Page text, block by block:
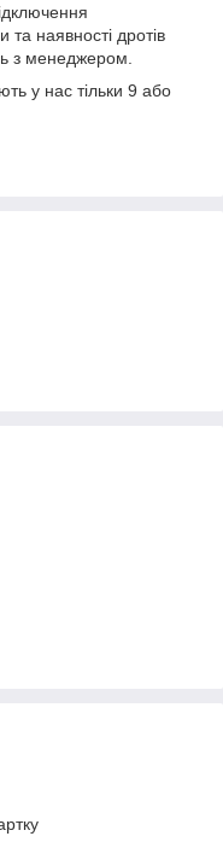
та наявності дротів
з менеджером.
у нас тільки 9 або